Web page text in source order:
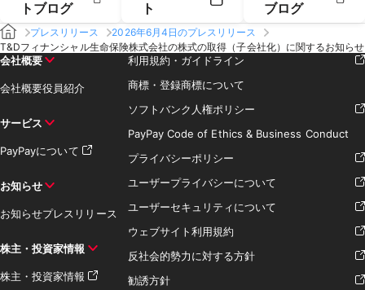
トブログ
ト
ブログ
プレスリリース
2026年6月4日のプレスリリース
T&Dフィナンシャル生命保険株式会社の株式の取得（子会社化）に関するお知らせ
会社概要
会社概要役員紹介
サービス
PayPayについて
お知らせ
お知らせプレスリリース
株主・投資家情報
株主・投資家情報
利用規約・ガイドライン
商標・登録商標について
ソフトバンク人権ポリシー
PayPay Code of Ethics & Business Conduct
プライバシーポリシー
ユーザープライバシーについて
ユーザーセキュリティについて
ウェブサイト利用規約
反社会的勢力に対する方針
勧誘方針